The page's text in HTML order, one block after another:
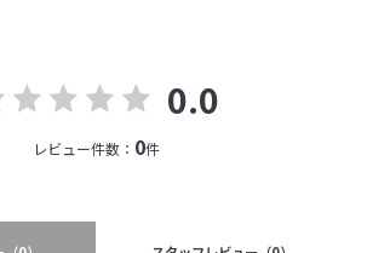
0.0
レビュー件数： 0件